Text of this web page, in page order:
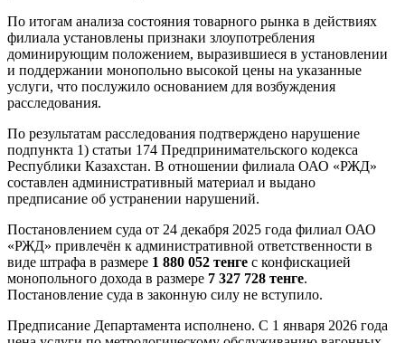
По итогам анализа состояния товарного рынка в действиях
филиала установлены признаки злоупотребления
доминирующим положением, выразившиеся в установлении
и поддержании монопольно высокой цены на указанные
услуги, что послужило основанием для возбуждения
расследования.
По результатам расследования подтверждено нарушение
подпункта 1) статьи 174 Предпринимательского кодекса
Республики Казахстан. В отношении филиала ОАО «РЖД»
составлен административный материал и выдано
предписание об устранении нарушений.
Постановлением суда от 24 декабря 2025 года филиал ОАО
«РЖД» привлечён к административной ответственности в
виде штрафа в размере 1 880 052 тенге с конфискацией
монопольного дохода в размере 7 327 728 тенге.
Постановление суда в законную силу не вступило.
Предписание Департамента исполнено. С 1 января 2026 года